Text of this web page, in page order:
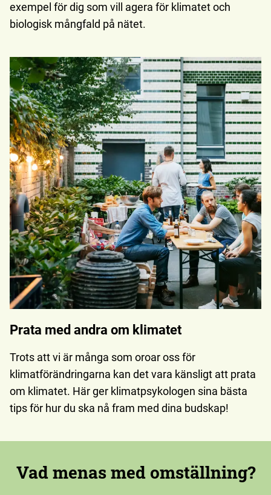
exempel för dig som vill agera för klimatet och
biologisk mångfald på nätet.
Prata med andra om klimatet
Trots att vi är många som oroar oss för
klimatförändringarna kan det vara känsligt att prata
om klimatet. Här ger klimatpsykologen sina bästa
tips för hur du ska nå fram med dina budskap!
Vad menas med omställning?